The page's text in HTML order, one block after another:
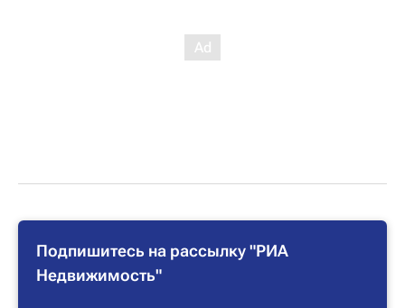
Подпишитесь на рассылку "РИА
Недвижимость"